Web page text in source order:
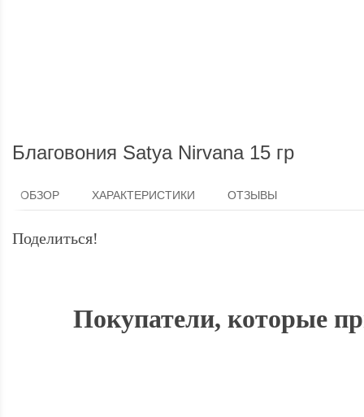
Благовония Satya Nirvana 15 гр
ОБЗОР ХАРАКТЕРИСТИКИ ОТЗЫВЫ
Поделиться!
Покупатели, которые